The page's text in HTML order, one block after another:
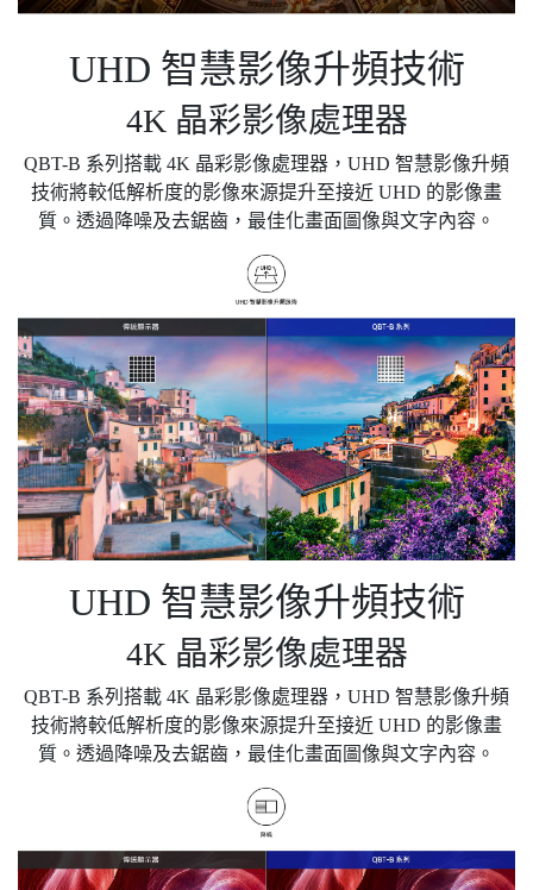
UHD 智慧影像升頻技術
4K 晶彩影像處理器
QBT-B 系列搭載 4K 晶彩影像處理器，UHD 智慧影像升頻
技術將較低解析度的影像來源提升至接近 UHD 的影像畫
質。透過降噪及去鋸齒，最佳化畫面圖像與文字內容。
UHD 智慧影像升頻技術
4K 晶彩影像處理器
QBT-B 系列搭載 4K 晶彩影像處理器，UHD 智慧影像升頻
技術將較低解析度的影像來源提升至接近 UHD 的影像畫
質。透過降噪及去鋸齒，最佳化畫面圖像與文字內容。